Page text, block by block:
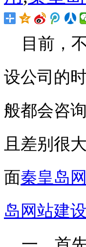
目前，不
设公司的
般都会咨
且差别很
面秦皇岛
岛网站建